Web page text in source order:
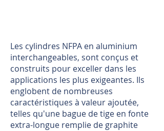
Les cylindres NFPA en aluminium
interchangeables, sont conçus et
construits pour exceller dans les
applications les plus exigeantes. Ils
englobent de nombreuses
caractéristiques à valeur ajoutée,
telles qu'une bague de tige en fonte
extra-longue remplie de graphite